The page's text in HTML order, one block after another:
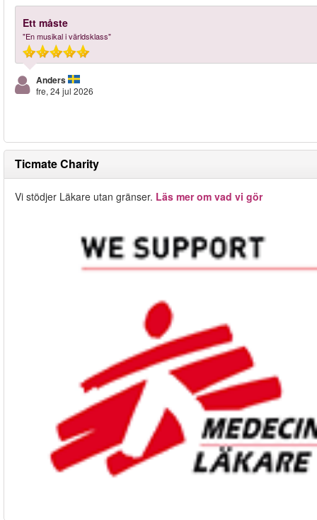
Ett måste
"En musikal i världsklass"
Anders
fre, 24 jul 2026
Ticmate Charity
Vi stödjer Läkare utan gränser. Läs mer om vad vi gör